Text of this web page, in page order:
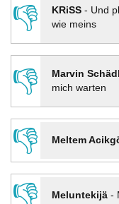
👎
KRiSS- Und
wie meins
👎 Marvin
mich warten
👎
Meltem
👎
Meluntekijä-